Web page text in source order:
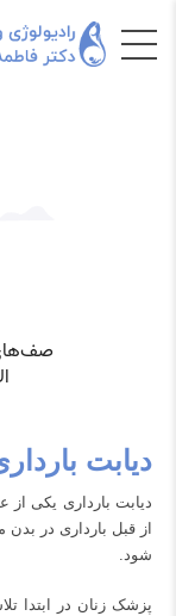
دیابت
دیابت بارداری یکی از
از قبل بارداری در
شود.
پزشک زنان در ابتدا